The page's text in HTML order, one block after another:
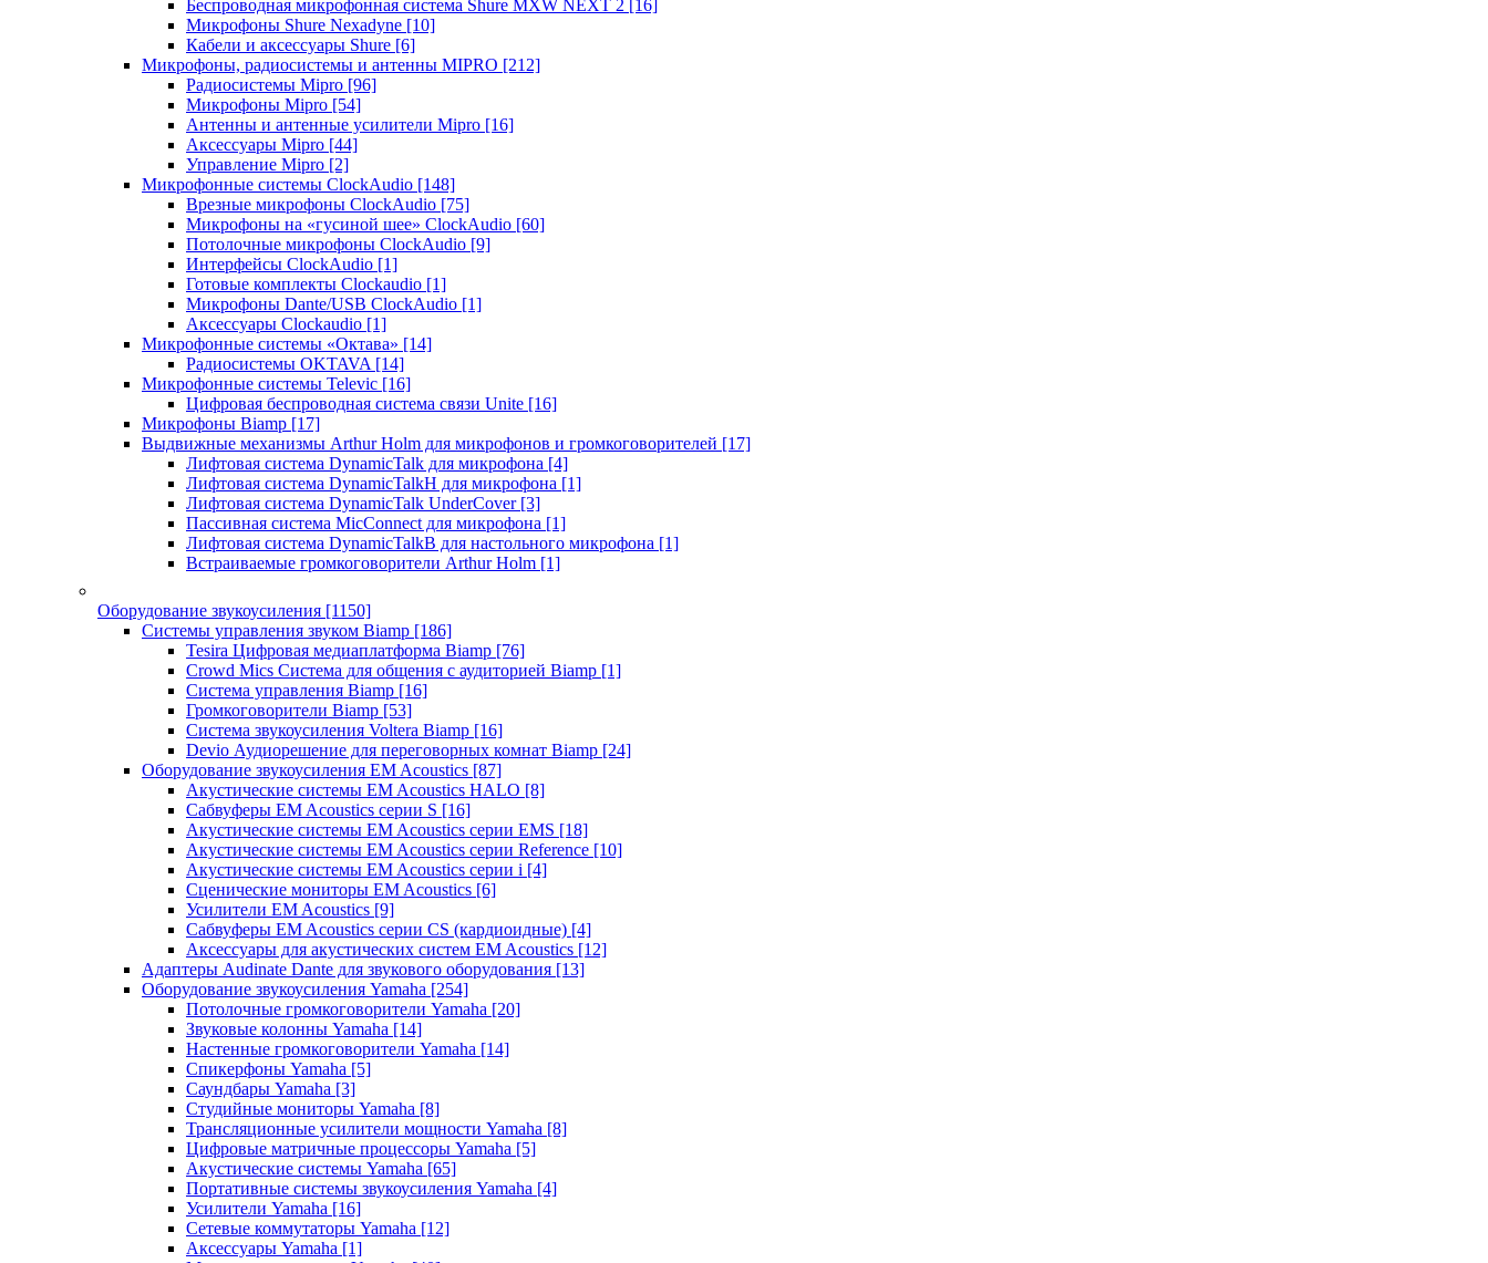
Беспроводная микрофонная система Shure MXW NEXT 2 [16]
Микрофоны Shure Nexadyne [10]
Кабели и аксессуары Shure [6]
Микрофоны, радиосистемы и антенны MIPRO [212]
Радиосистемы Mipro [96]
Микрофоны Mipro [54]
Антенны и антенные усилители Mipro [16]
Аксессуары Mipro [44]
Управление Mipro [2]
Микрофонные системы ClockAudio [148]
Врезные микрофоны ClockAudio [75]
Микрофоны на «гусиной шее» ClockAudio [60]
Потолочные микрофоны ClockAudio [9]
Интерфейсы ClockAudio [1]
Готовые комплекты Clockaudio [1]
Микрофоны Dante/USB ClockAudio [1]
Аксессуары Clockaudio [1]
Микрофонные системы «Октава» [14]
Радиосистемы OKTAVA [14]
Микрофонные системы Televic [16]
Цифровая беспроводная система связи Unite [16]
Микрофоны Biamp [17]
Выдвижные механизмы Arthur Holm для микрофонов и громкоговорителей [17]
Лифтовая система DynamicTalk для микрофона [4]
Лифтовая система DynamicTalkH для микрофона [1]
Лифтовая система DynamicTalk UnderCover [3]
Пассивная система MicConnect для микрофона [1]
Лифтовая система DynamicTalkB для настольного микрофона [1]
Встраиваемые громкоговорители Arthur Holm [1]
Оборудование звукоусиления [1150]
Системы управления звуком Biamp [186]
Tesira Цифровая медиаплатформа Biamp [76]
Crowd Mics Система для общения с аудиторией Biamp [1]
Система управления Biamp [16]
Громкоговорители Biamp [53]
Система звукоусиления Voltera Biamp [16]
Devio Аудиорешение для переговорных комнат Biamp [24]
Оборудование звукоусиления EM Acoustics [87]
Акустические системы EM Acoustics HALO [8]
Сабвуферы EM Acoustics серии S [16]
Акустические системы EM Acoustics серии EMS [18]
Акустические системы EM Acoustics серии Reference [10]
Акустические системы EM Acoustics серии i [4]
Сценические мониторы EM Acoustics [6]
Усилители EM Acoustics [9]
Сабвуферы EM Acoustics серии CS (кардиоидные) [4]
Аксессуары для акустических систем EM Acoustics [12]
Адаптеры Audinate Dante для звукового оборудования [13]
Оборудование звукоусиления Yamaha [254]
Потолочные громкоговорители Yamaha [20]
Звуковые колонны Yamaha [14]
Настенные громкоговорители Yamaha [14]
Спикерфоны Yamaha [5]
Саундбары Yamaha [3]
Студийные мониторы Yamaha [8]
Трансляционные усилители мощности Yamaha [8]
Цифровые матричные процессоры Yamaha [5]
Акустические системы Yamaha [65]
Портативные системы звукоусиления Yamaha [4]
Усилители Yamaha [16]
Сетевые коммутаторы Yamaha [12]
Аксессуары Yamaha [1]